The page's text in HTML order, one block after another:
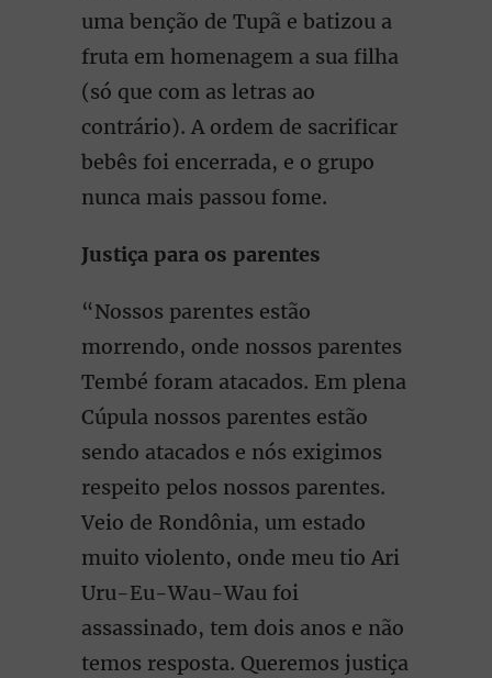
uma benção de Tupã e batizou a
fruta em homenagem a sua filha
(só que com as letras ao
contrário). A ordem de sacrificar
bebês foi encerrada, e o grupo
nunca mais passou fome.
Justiça para os parentes
“Nossos parentes estão
morrendo, onde nossos parentes
Tembé foram atacados. Em plena
Cúpula nossos parentes estão
sendo atacados e nós exigimos
respeito pelos nossos parentes.
Veio de Rondônia, um estado
muito violento, onde meu tio Ari
Uru-Eu-Wau-Wau foi
assassinado, tem dois anos e não
temos resposta. Queremos justiça